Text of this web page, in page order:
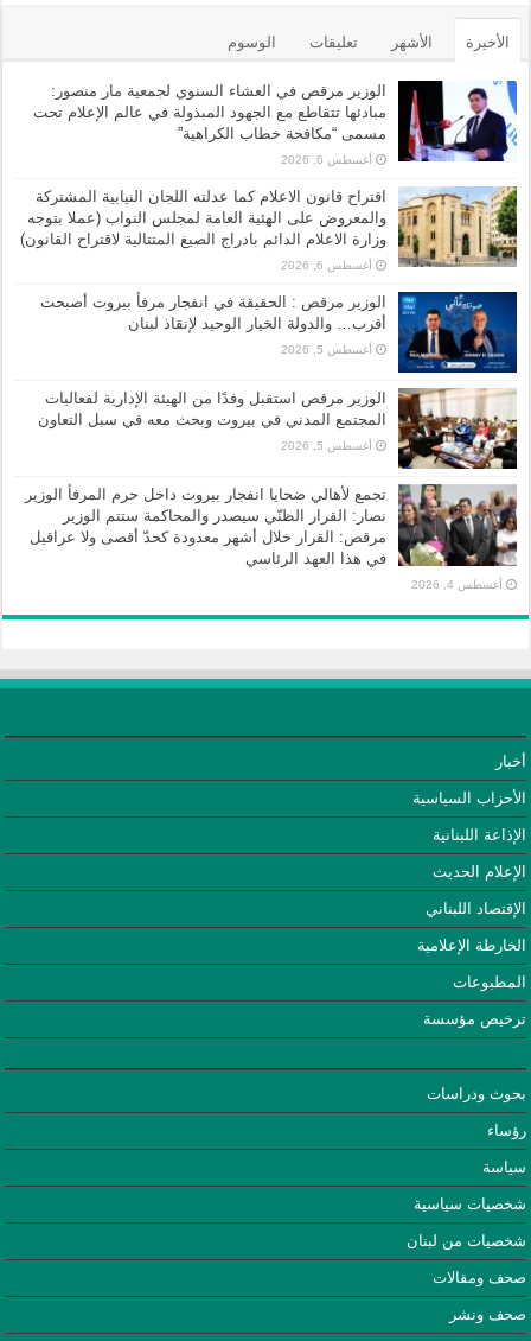
الأخيرة الأشهر تعليقات الوسوم
الوزير مرقص في العشاء السنوي لجمعية مار منصور:
مبادئها تتقاطع مع الجهود المبذولة في عالم الإعلام تحت
مسمى “مكافحة خطاب الكراهية”
أغسطس 6, 2026
اقتراح قانون الاعلام كما عدلته اللجان النيابية المشتركة
والمعروض على الهئية العامة لمجلس النواب (عملا بتوجه
وزارة الاعلام الدائم بادراج الصيغ المتتالية لاقتراح القانون)
أغسطس 6, 2026
الوزير مرقص : الحقيقة في انفجار مرفأ بيروت أصبحت
أقرب… والدولة الخيار الوحيد لإنقاذ لبنان
أغسطس 5, 2026
الوزير مرقص استقبل وفدًا من الهيئة الإدارية لفعاليات
المجتمع المدني في بيروت وبحث معه في سبل التعاون
أغسطس 5, 2026
تجمع لأهالي ضحايا انفجار بيروت داخل حرم المرفأ الوزير
نصار: القرار الظنّي سيصدر والمحاكمة ستتم الوزير
مرقص: القرار خلال أشهر معدودة كحدّ أقصى ولا عراقيل
في هذا العهد الرئاسي
أغسطس 4, 2026
أخبار
الأحزاب السياسية
الإذاعة اللبنانية
الإعلام الحديث
الإقتصاد اللبناني
الخارطة الإعلامية
المطبوعات
ترخيص مؤسسة
بحوث ودراسات
رؤساء
سياسة
شخصيات سياسية
شخصيات من لبنان
صحف ومقالات
صحف ونشر